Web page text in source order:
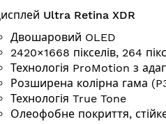
Ultra Retina XDR
Двошаровий OLED
2420×1668 пікселів, 264
Технологія ProMotion з
Розширена колірна гама
Технологія True Tone
Олеофобне покриття,